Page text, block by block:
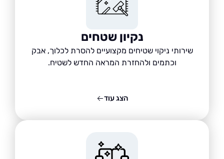
נקיון שטחים
שירותי ניקוי שטיחים מקצועיים להסרת לכלוך, אבק
וכתמים ולהחזרת המראה החדש לשטיח.